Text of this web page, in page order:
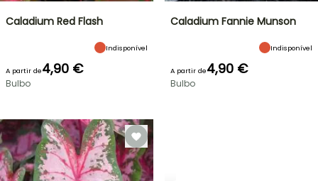
Caladium Red Flash
Indisponível
A partir de4,90 €
Bulbo
Caladium Fannie Munson
Indisponível
A partir de4,90 €
Bulbo